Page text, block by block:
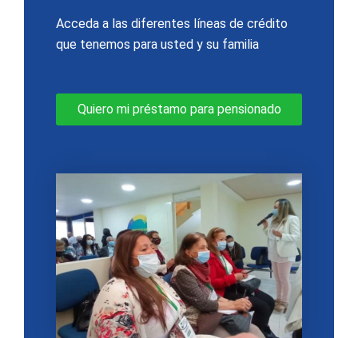
Acceda a las diferentes líneas de crédito
que tenemos para usted y su familia
Quiero mi préstamo para pensionado